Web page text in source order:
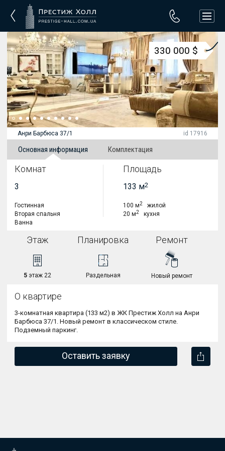
Анри Барбюса 37/1 id 17916
Основная информация Комплектация
330 000 $
Комнат
3
Гостинная
Вторая спальня
Ванна
Площадь
133 м2
100 м2жилой
20 м2кухня
О квартире
3-комнатная квартира (133 м2) в ЖК Престиж Холл на Анри
Барбюса 37/1. Новый ремонт в классическом стиле.
Подземный паркинг.
Этаж
5 этаж 22
Планировка
Раздельная
Ремонт
Новый ремонт
Оставить заявку